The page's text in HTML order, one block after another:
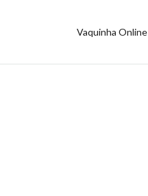
Vaquinha Online